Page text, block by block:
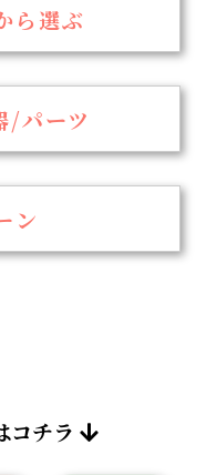
ら選ぶ
/パーツ
ン
コチラ